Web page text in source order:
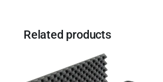
Related products